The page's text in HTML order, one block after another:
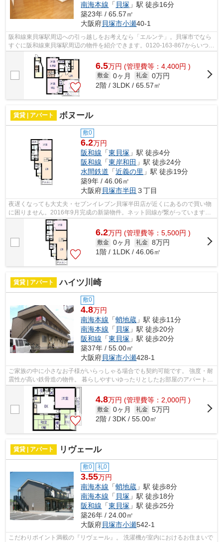
南海本線 「 貝塚 」駅 徒歩16分
築23年 / 65.57㎡
大阪府貝塚市小瀬40-1
阪和線東貝塚駅周辺への引っ越しをお考えなら「エルンテ」。貝塚市でなら
すぐに阪和線東貝塚駅周辺の物件を紹介できます。0120-163-867からいつで
も株式会社大起 ダイキハウジングに...
6.5万円 (管理費等：4,400円 )
敷金 0ヶ月 礼金 0万円
2階 / 3LDK / 65.57㎡
賃貸 | アパート ボヌール
敷0
6.2万円
阪和線 「東貝塚 」駅 徒歩4分
阪和線 「東岸和田 」駅 徒歩24分
水間鉄道 「近義の里 」駅 徒歩19分
築9年 / 46.06㎡
大阪府貝塚市半田 ３丁目
夜遅くなっても大丈夫・セブンイレブン貝塚半田店が近くにあるので買い物
に困りません。2016年9月完成の新築物件。ネット回線が繋がっていますの
で調べものがしやすいです。パーキング...
6.2万円 (管理費等：5,500円 )
敷金 0ヶ月 礼金 8万円
1階 / 1LDK / 46.06㎡
賃貸 | アパート ハイツ川崎
敷0
4.8万円
南海本線 「蛸地蔵 」駅 徒歩11分
南海本線 「 貝塚 」駅 徒歩20分
阪和線 「東貝塚 」駅 徒歩20分
築37年 / 55.00㎡
大阪府貝塚市小瀬428-1
ご家族の中に小さなお子様がいらっしゃる場合でも契約可能です。 強度・耐
震性が高い鉄骨造の物件。 暮らしやすいゆったりとしたお部屋のアパートで
す。 バルコニー付きで、利便性の高...
4.8万円 (管理費等：2,000円 )
敷金 0ヶ月 礼金 5万円
2階 / 3DK / 55.00㎡
賃貸 | アパート リヴェール
敷0 礼0
3.55万円
南海本線 「蛸地蔵 」駅 徒歩8分
南海本線 「貝塚 」駅 徒歩18分
阪和線 「東貝塚 」駅 徒歩25分
築26年 / 24.00㎡
大阪府貝塚市小瀬542-1
こだわりポイント満載の『リヴェール』。 洗濯機が室内におけるお住まいで